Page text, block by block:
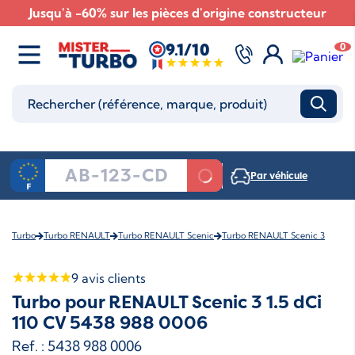
Jusqu'à -60% sur les pièces d'origine constructeur
9.1/10 0
Par véhicule
Turbo Turbo RENAULT Turbo RENAULT Scenic Turbo RENAULT Scenic 3
9 avis clients
Turbo pour RENAULT Scenic 3 1.5 dCi
110 CV 5438 988 0006
Ref. : 5438 988 0006